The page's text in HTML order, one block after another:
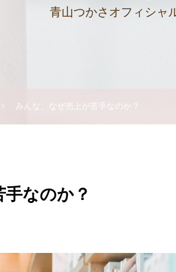
青山つかさオフィシャ
みんな、なぜ売上が苦手なのか？
なのか？